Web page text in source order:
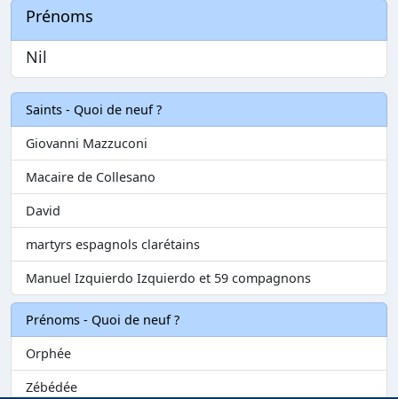
Prénoms
Nil
Saints - Quoi de neuf ?
Giovanni Mazzuconi
Macaire de Collesano
David
martyrs espagnols clarétains
Manuel Izquierdo Izquierdo et 59 compagnons
Prénoms - Quoi de neuf ?
Orphée
Zébédée